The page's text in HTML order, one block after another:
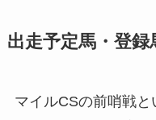
出走予定馬・登録
マイルCSの前哨戦